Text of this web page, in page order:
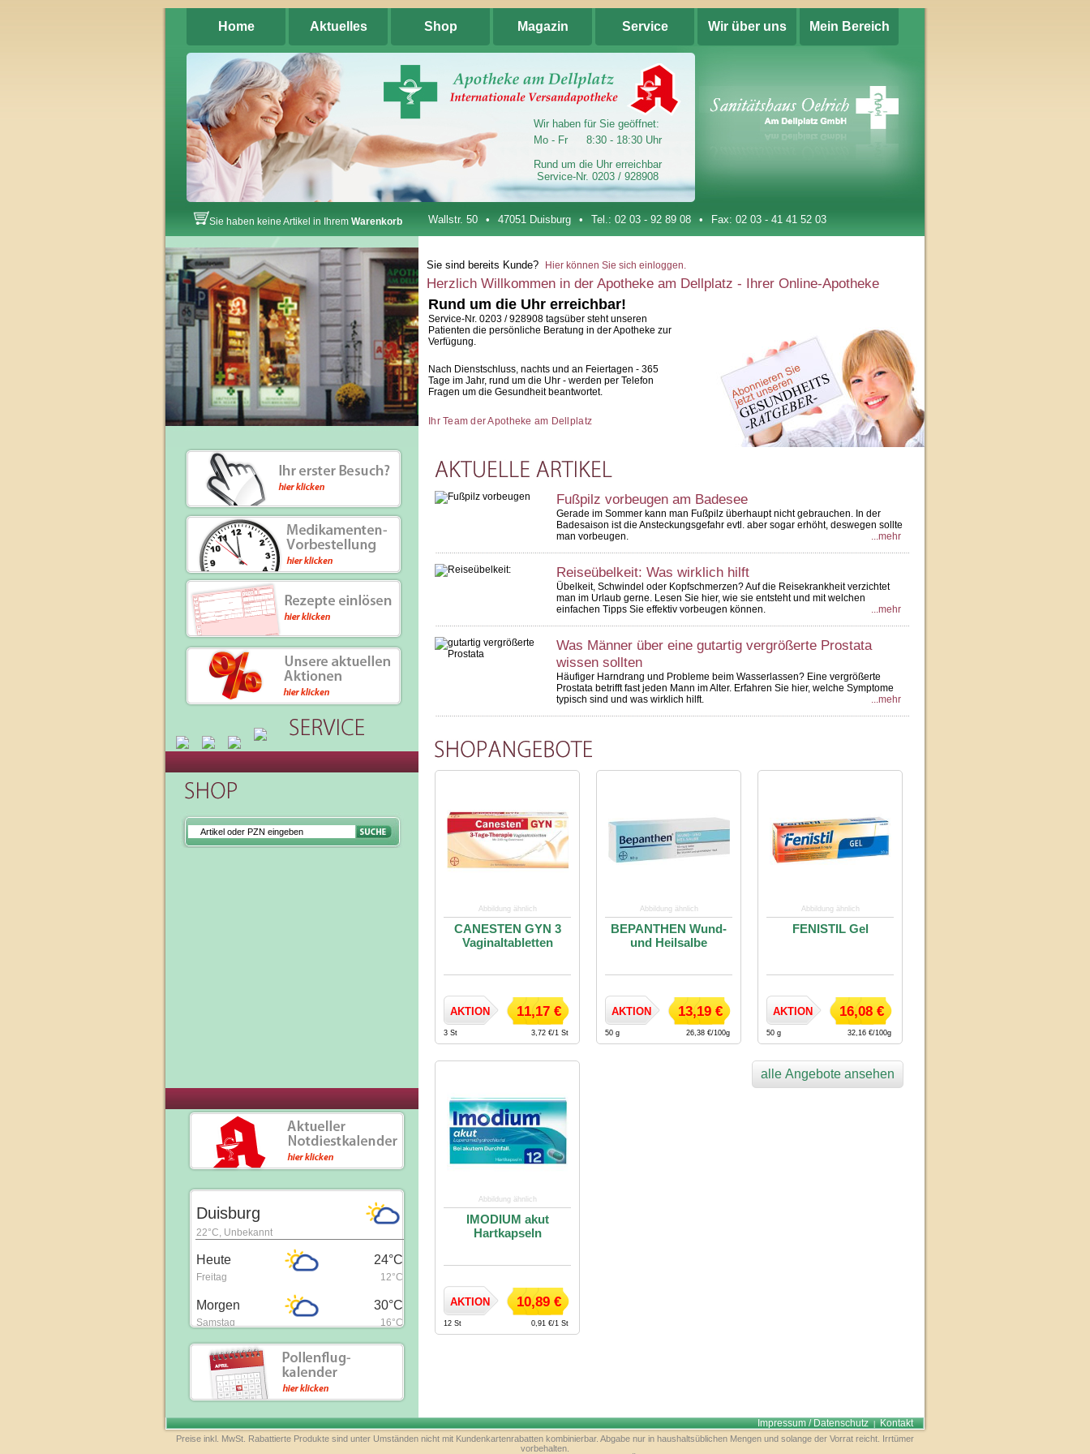
Home Aktuelles Shop Magazin Service Wir über uns Mein Bereich
Wallstr. 50 • 47051 Duisburg • Tel.: 02 03 - 92 89 08 • Fax: 02 03 - 41 41 52 03
Wir haben für Sie geöffnet:
Mo - Fr
8:30 - 18:30 Uhr
Rund um die Uhr erreichbar
Service-Nr. 0203 / 928908
Sie haben keine Artikel in Ihrem Warenkorb
Sie sind bereits Kunde? Hier können Sie sich einloggen.
Herzlich Willkommen in der Apotheke am Dellplatz - Ihrer Online-Apotheke
Rund um die Uhr erreichbar!
Service-Nr. 0203 / 928908 tagsüber steht unseren
Patienten die persönliche Beratung in der Apotheke zur
Verfügung.
Nach Dienstschluss, nachts und an Feiertagen - 365
Tage im Jahr, rund um die Uhr - werden per Telefon
Fragen um die Gesundheit beantwortet.
Ihr Team der Apotheke am Dellplatz
Fußpilz vorbeugen am Badesee
Gerade im Sommer kann man Fußpilz überhaupt nicht gebrauchen. In der
Badesaison ist die Ansteckungsgefahr evtl. aber sogar erhöht, deswegen sollte
man vorbeugen.
...mehr
Reiseübelkeit: Was wirklich hilft
Übelkeit, Schwindel oder Kopfschmerzen? Auf die Reisekrankheit verzichtet
man im Urlaub gerne. Lesen Sie hier, wie sie entsteht und mit welchen
einfachen Tipps Sie effektiv vorbeugen können.
...mehr
Was Männer über eine gutartig vergrößerte Prostata
wissen sollten
Häufiger Harndrang und Probleme beim Wasserlassen? Eine vergrößerte
Prostata betrifft fast jeden Mann im Alter. Erfahren Sie hier, welche Symptome
typisch sind und was wirklich hilft.
...mehr
Abbildung ähnlich
CANESTEN GYN 3
Vaginaltabletten
AKTION 11,17 €
3 St 3,72 €/1 St
Abbildung ähnlich
BEPANTHEN Wund-
und Heilsalbe
AKTION 13,19 €
50 g 26,38 €/100g
Abbildung ähnlich
FENISTIL Gel
AKTION 16,08 €
50 g 32,16 €/100g
Abbildung ähnlich
IMODIUM akut
Hartkapseln
AKTION 10,89 €
12 St 0,91 €/1 St
alle Angebote ansehen
Impressum / Datenschutz Kontakt
Preise inkl. MwSt. Rabattierte Produkte sind unter Umständen nicht mit Kundenkartenrabatten kombinierbar. Abgabe nur in haushaltsüblichen Mengen und solange der Vorrat reicht. Irrtümer
vorbehalten.